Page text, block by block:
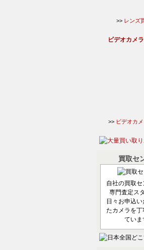
>> レンズ
ビデオカメラ
>> ビデオカ
買取セ
自社の買取
専門査定ス
日々お申込
たカメラを丁
ていま